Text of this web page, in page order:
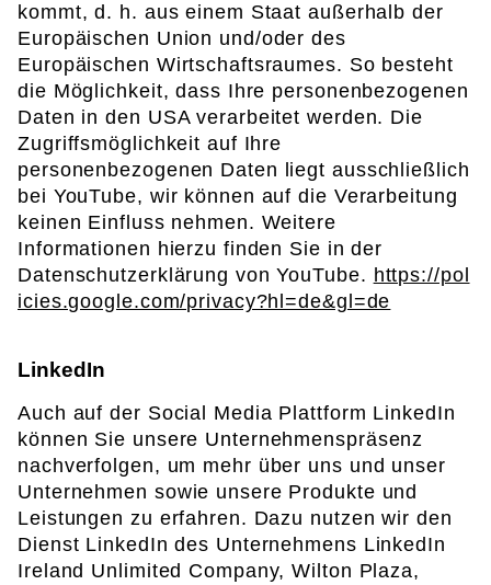
kommt, d. h. aus einem Staat außerhalb der
Europäischen Union und/oder des
Europäischen Wirtschaftsraumes. So besteht
die Möglichkeit, dass Ihre personenbezogenen
Daten in den USA verarbeitet werden. Die
Zugriffsmöglichkeit auf Ihre
personenbezogenen Daten liegt ausschließlich
bei YouTube, wir können auf die Verarbeitung
keinen Einfluss nehmen. Weitere
Informationen hierzu finden Sie in der
Datenschutzerklärung von YouTube. https://pol
icies.google.com/privacy?hl=de&gl=de
LinkedIn
Auch auf der Social Media Plattform LinkedIn
können Sie unsere Unternehmenspräsenz
nachverfolgen, um mehr über uns und unser
Unternehmen sowie unsere Produkte und
Leistungen zu erfahren. Dazu nutzen wir den
Dienst LinkedIn des Unternehmens LinkedIn
Ireland Unlimited Company, Wilton Plaza,